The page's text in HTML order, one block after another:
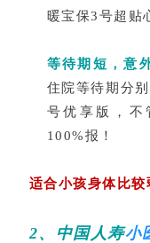
暖宝保3号超贴
等待期短，意
住院等待期分
号优享版，不
100%报！
适合小孩身体比较
2、中国人寿小